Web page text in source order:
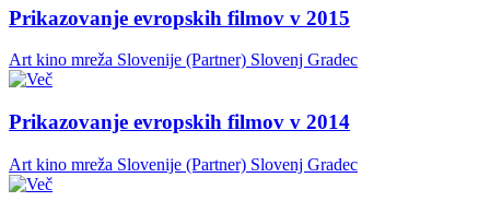
Prikazovanje evropskih filmov v 2015
Art kino mreža Slovenije (Partner) Slovenj Gradec
Prikazovanje evropskih filmov v 2014
Art kino mreža Slovenije (Partner) Slovenj Gradec